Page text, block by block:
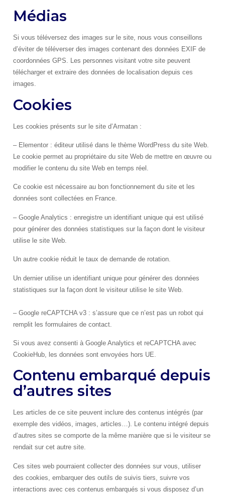
Médias
Si vous téléversez des images sur le site, nous vous conseillons
d’éviter de téléverser des images contenant des données EXIF de
coordonnées GPS. Les personnes visitant votre site peuvent
télécharger et extraire des données de localisation depuis ces
images.
Cookies
Les cookies présents sur le site d’Armatan :
– Elementor : éditeur utilisé dans le thème WordPress du site Web.
Le cookie permet au propriétaire du site Web de mettre en œuvre ou
modifier le contenu du site Web en temps réel.
Ce cookie est nécessaire au bon fonctionnement du site et les
données sont collectées en France.
– Google Analytics : enregistre un identifiant unique qui est utilisé
pour générer des données statistiques sur la façon dont le visiteur
utilise le site Web.
Un autre cookie réduit le taux de demande de rotation.
Un dernier utilise un identifiant unique pour générer des données
statistiques sur la façon dont le visiteur utilise le site Web.
– Google reCAPTCHA v3 : s’assure que ce n’est pas un robot qui
remplit les formulaires de contact.
Si vous avez consenti à Google Analytics et reCAPTCHA avec
CookieHub, les données sont envoyées hors UE.
Contenu embarqué depuis
d’autres sites
Les articles de ce site peuvent inclure des contenus intégrés (par
exemple des vidéos, images, articles…). Le contenu intégré depuis
d’autres sites se comporte de la même manière que si le visiteur se
rendait sur cet autre site.
Ces sites web pourraient collecter des données sur vous, utiliser
des cookies, embarquer des outils de suivis tiers, suivre vos
interactions avec ces contenus embarqués si vous disposez d’un